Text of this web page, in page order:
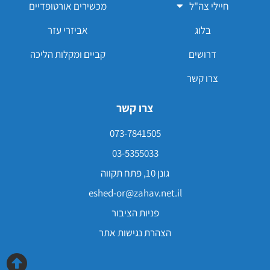
חיילי צה"ל
בלוג
דרושים
צרו קשר
מכשירים אורטופדיים
אביזרי עזר
קביים ומקלות הליכה
צרו קשר
073-7841505
03-5355033
גונן 10, פתח תקווה
eshed-or@zahav.net.il
פניות הציבור
הצהרת נגישות אתר